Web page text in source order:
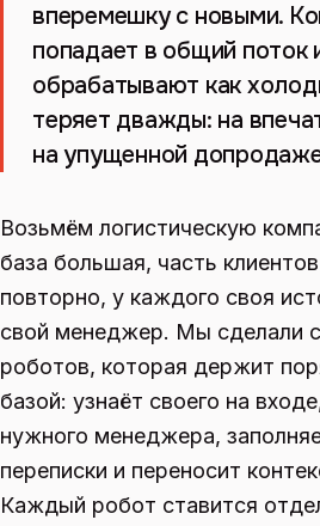
вперемешку с новыми.
попадает в общий поток
обрабатывают как
теряет дважды: на
на упущенной
Возьмём логистическую
база большая, часть
повторно, у каждого своя
свой менеджер. Мы сделали
роботов, которая держит
базой: узнаёт своего на
нужного менеджера,
переписки и переносит
Каждый робот ставится